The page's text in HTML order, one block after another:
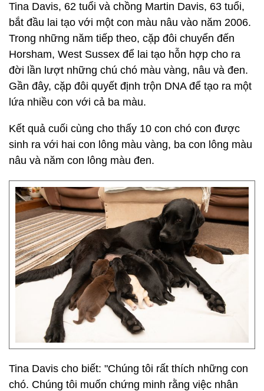
Tina Davis, 62 tuổi và chồng Martin Davis, 63 tuổi,
bắt đầu lai tạo với một con màu nâu vào năm 2006.
Trong những năm tiếp theo, cặp đôi chuyển đến
Horsham, West Sussex để lai tạo hỗn hợp cho ra
đời lần lượt những chú chó màu vàng, nâu và đen.
Gần đây, cặp đôi quyết định trộn DNA để tạo ra một
lứa nhiều con với cả ba màu.
Kết quả cuối cùng cho thấy 10 con chó con được
sinh ra với hai con lông màu vàng, ba con lông màu
nâu và năm con lông màu đen.
Tina Davis cho biết: "Chúng tôi rất thích những con
chó. Chúng tôi muốn chứng minh rằng việc nhân